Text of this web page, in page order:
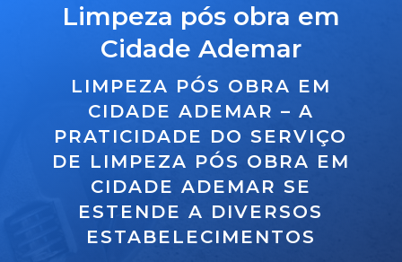
Limpeza pós obra em
Cidade Ademar
LIMPEZA PÓS OBRA EM
CIDADE ADEMAR – A
PRATICIDADE DO SERVIÇO
DE LIMPEZA PÓS OBRA EM
CIDADE ADEMAR SE
ESTENDE A DIVERSOS
ESTABELECIMENTOS